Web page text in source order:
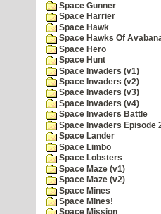
Space Gunner
Space Harrier
Space Hawk
Space Hawks Of
Space Hero
Space Hunt
Space Invaders (v1)
Space Invaders (v2)
Space Invaders (v3)
Space Invaders (v4)
Space Invaders Battle
Space Invaders Episode
Space Lander
Space Limbo
Space Lobsters
Space Maze (v1)
Space Maze (v2)
Space Mines
Space Mines!
Space Mission